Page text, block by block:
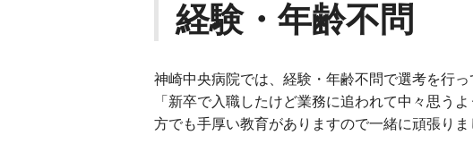
経験・年齢不問
神崎中央病院では、経験・年齢不問で選考を行っ
「新卒で入職したけど業務に追われて中々思う
方でも手厚い教育がありますので一緒に頑張りま